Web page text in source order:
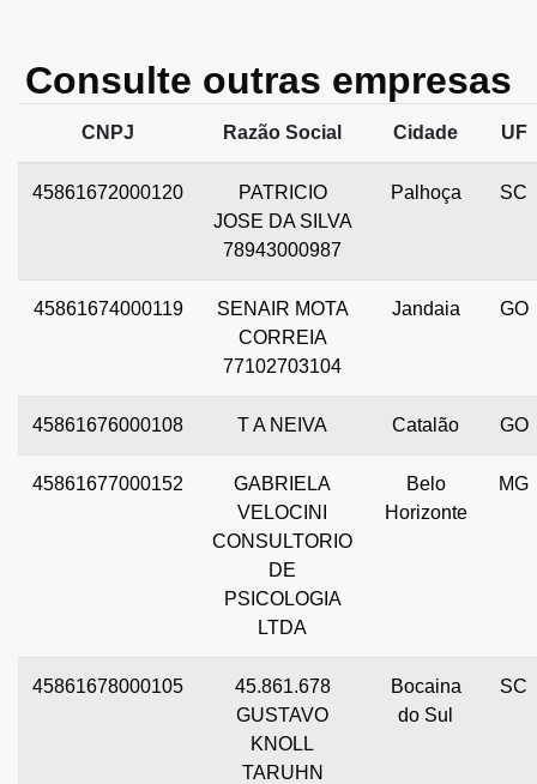
Consulte outras empresas
CNPJ Razão Social Cidade UF
45861672000120
PATRICIO
JOSE DA SILVA
78943000987
Palhoça SC
45861674000119
SENAIR MOTA
CORREIA
77102703104
Jandaia GO
45861676000108 T A NEIVA Catalão GO
45861677000152
GABRIELA
VELOCINI
CONSULTORIO
DE
PSICOLOGIA
LTDA
Belo
Horizonte
MG
45861678000105
45.861.678
GUSTAVO
KNOLL
TARUHN
Bocaina
do Sul
SC